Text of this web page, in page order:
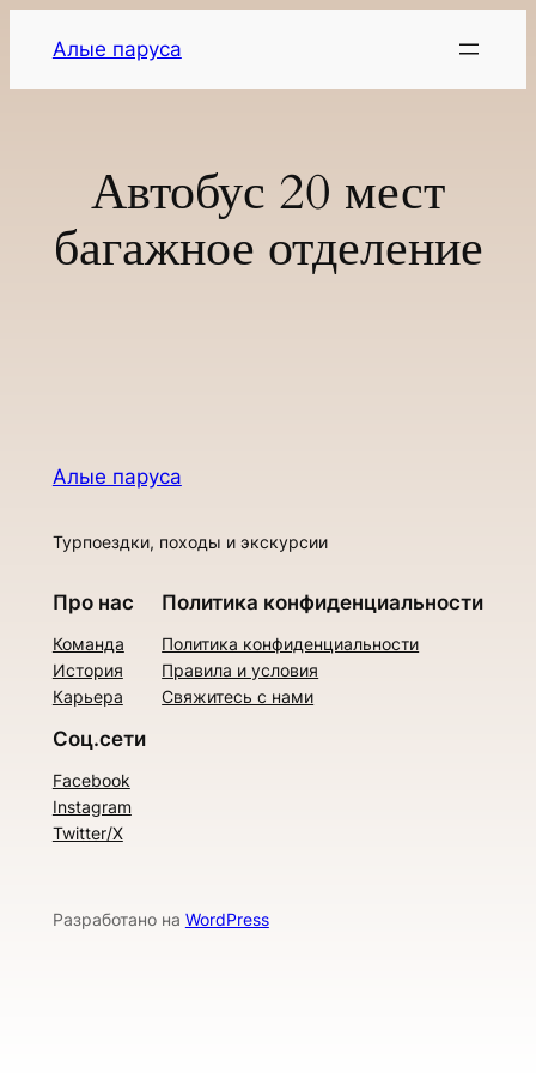
содержимому
Алые паруса
Автобус 20 мест
багажное отделение
Алые паруса
Турпоездки, походы и экскурсии
Про нас
Команда
История
Карьера
Политика конфиденциальности
Политика конфиденциальности
Правила и условия
Свяжитесь с нами
Соц.сети
Facebook
Instagram
Twitter/X
Разработано на WordPress